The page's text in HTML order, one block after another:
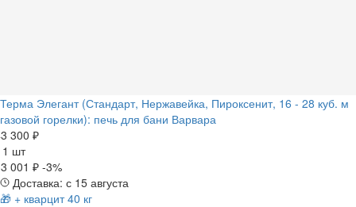
Терма Элегант (Стандарт, Нержавейка, Пироксенит, 16 - 28 куб. м
газовой горелки): печь для бани Варвара
300 ₽
1 шт
001 ₽ -3%
Доставка: с 15 августа
🎁 + кварцит 40 кг